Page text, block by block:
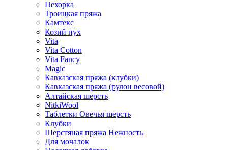
Пехорка
Троицкая пряжа
Камтекс
Козий пух
Vita
Vita Cotton
Vita Fancy
Magic
Кавказская пряжа (клубки)
Кавказская пряжа (рулон весовой)
Алтайская шерсть
NitkiWool
Таблетки Овечья шерсть
Клубки
Шерстяная пряжа Нежность
Для мочалок